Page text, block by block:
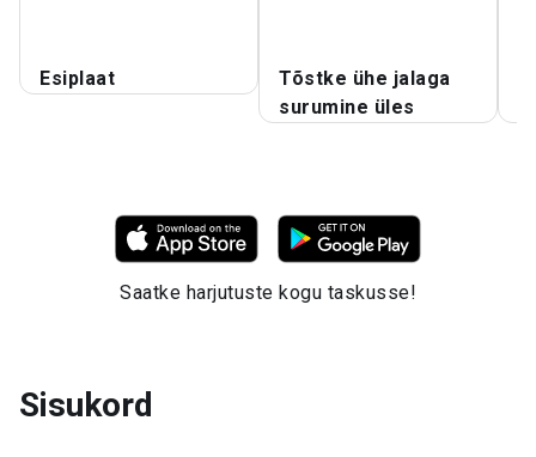
Esiplaat
Tõstke ühe jalaga
surumine üles
Saatke harjutuste kogu taskusse!
Sisukord